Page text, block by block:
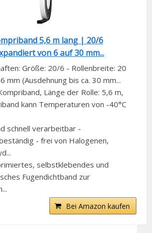
5,6 m lang | 20/6
von 6 auf 30 mm...
Größe: 20/6 - Rollenbreite: 20
mm (Ausdehnung bis ca. 30 mm...
Länge der Rolle: 5,6 m,
kann Temperaturen von -40°C
schnell verarbeitbar -
- frei von Halogenen,
selbstklebendes und
Fugendichtband zur
Bei Amazon kaufen